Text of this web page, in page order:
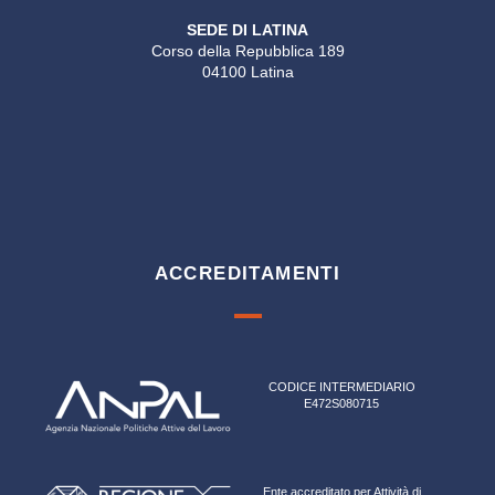
SEDE DI LATINA
Corso della Repubblica 189
04100 Latina
ACCREDITAMENTI
CODICE INTERMEDIARIO
E472S080715
Ente accreditato per Attività di